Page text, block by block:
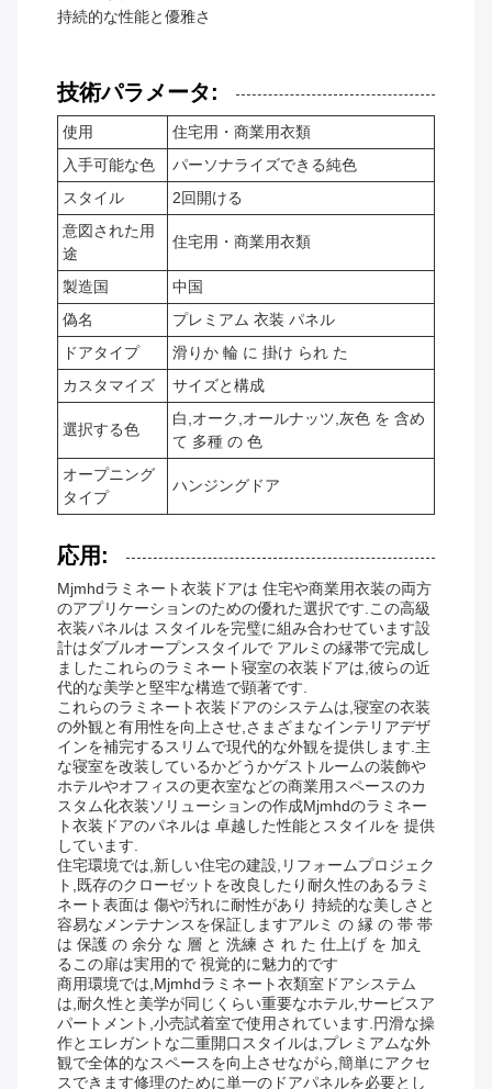
持続的な性能と優雅さ
技術パラメータ:
使用
住宅用・商業用衣類
入手可能な色
パーソナライズできる純色
スタイル
2回開ける
意図された用
途
住宅用・商業用衣類
製造国
中国
偽名
プレミアム 衣装 パネル
ドアタイプ
滑りか 輪 に 掛け られ た
カスタマイズ
サイズと構成
選択する色
白,オーク,オールナッツ,灰色 を 含め
て 多種 の 色
オープニング
タイプ
ハンジングドア
応用:
Mjmhdラミネート衣装ドアは 住宅や商業用衣装の両方
のアプリケーションのための優れた選択です.この高級
衣装パネルは スタイルを完璧に組み合わせています設
計はダブルオープンスタイルで アルミの縁帯で完成し
ましたこれらのラミネート寝室の衣装ドアは,彼らの近
代的な美学と堅牢な構造で顕著です.
これらのラミネート衣装ドアのシステムは,寝室の衣装
の外観と有用性を向上させ,さまざまなインテリアデザ
インを補完するスリムで現代的な外観を提供します.主
な寝室を改装しているかどうかゲストルームの装飾や
ホテルやオフィスの更衣室などの商業用スペースのカ
スタム化衣装ソリューションの作成Mjmhdのラミネー
ト衣装ドアのパネルは 卓越した性能とスタイルを 提供
しています.
住宅環境では,新しい住宅の建設,リフォームプロジェク
ト,既存のクローゼットを改良したり耐久性のあるラミ
ネート表面は 傷や汚れに耐性があり 持続的な美しさと
容易なメンテナンスを保証しますアルミ の 縁 の 帯 帯
は 保護 の 余分 な 層 と 洗練 さ れ た 仕上げ を 加え
るこの扉は実用的で 視覚的に魅力的です
商用環境では,Mjmhdラミネート衣類室ドアシステム
は,耐久性と美学が同じくらい重要なホテル,サービスア
パートメント,小売試着室で使用されています.円滑な操
作とエレガントな二重開口スタイルは,プレミアムな外
観で全体的なスペースを向上させながら,簡単にアクセ
スできます修理のために単一のドアパネルを必要とし